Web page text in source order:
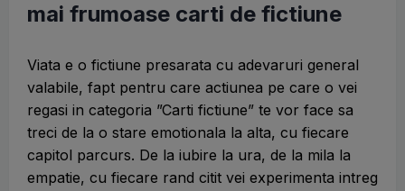
mai frumoase carti de fictiune
Viata e o fictiune presarata cu adevaruri general
valabile, fapt pentru care actiunea pe care o vei
regasi in categoria ”Carti fictiune” te vor face sa
treci de la o stare emotionala la alta, cu fiecare
capitol parcurs. De la iubire la ura, de la mila la
empatie, cu fiecare rand citit vei experimenta intreg